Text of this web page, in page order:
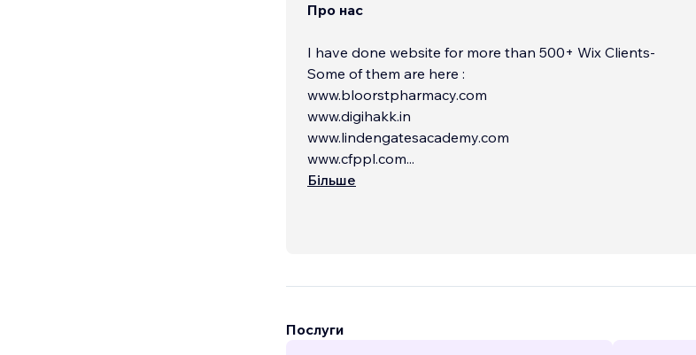
Про нас
I have done website for more than 500+ Wix Clients-
Some of them are here :
www.bloorstpharmacy.com
www.digihakk.in
www.lindengatesacademy.com
www.cfppl.com...
Більше
Послуги